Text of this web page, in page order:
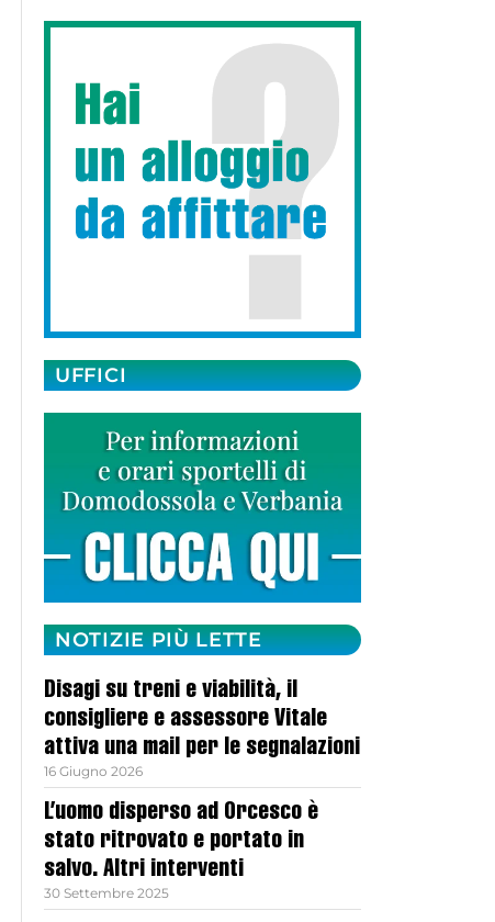
UFFICI
NOTIZIE PIÙ LETTE
Disagi su treni e viabilità, il
consigliere e assessore Vitale
attiva una mail per le segnalazioni
16 Giugno 2026
L’uomo disperso ad Orcesco è
stato ritrovato e portato in
salvo. Altri interventi
30 Settembre 2025